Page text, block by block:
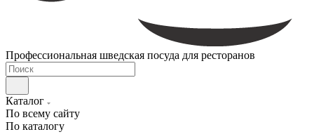
Профессиональная шведская посуда для ресторанов
Каталог
По всему сайту
По каталогу